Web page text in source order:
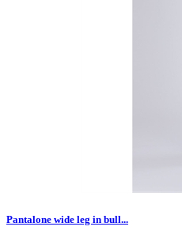
Pantalone wide leg in bull...